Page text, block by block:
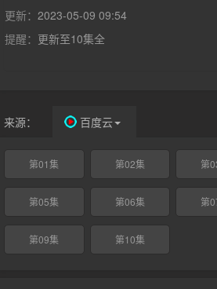
更新： 2023-05-09 09:54
提醒： 更新至10集全
来源： 百度云
第01集 第02集 第
第05集 第06集 第
第09集 第10集